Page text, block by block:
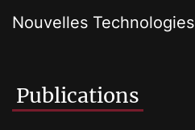
Nouvelles Technologies
Publications